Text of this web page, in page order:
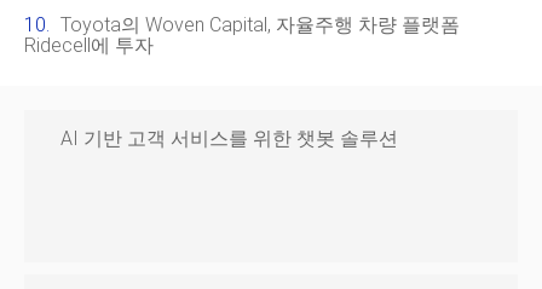
Toyota의 Woven Capital, 자율주행 차량 플랫폼
Ridecell에 투자
AI 기반 고객 서비스를 위한 챗봇 솔루션